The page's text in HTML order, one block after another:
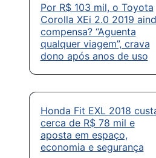
Por R$ 103 mil, o Toyota
Corolla XEi 2.0 2019
compensa? “Aguenta
qualquer viagem”, crava
dono após anos de uso
Honda Fit EXL 2018
cerca de R$ 78 mil e
aposta em espaço,
economia e segurança